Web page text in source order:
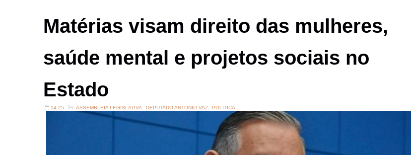
Matérias visam direito das mulheres,
saúde mental e projetos sociais no
Estado
14:25 ASSEMBLEIA LEGISLATIVA DEPUTADO ANTONIO VAZ POLITICA